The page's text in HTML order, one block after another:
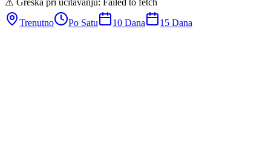
Trenutno
Po Satu 10 Dana 15 Dana